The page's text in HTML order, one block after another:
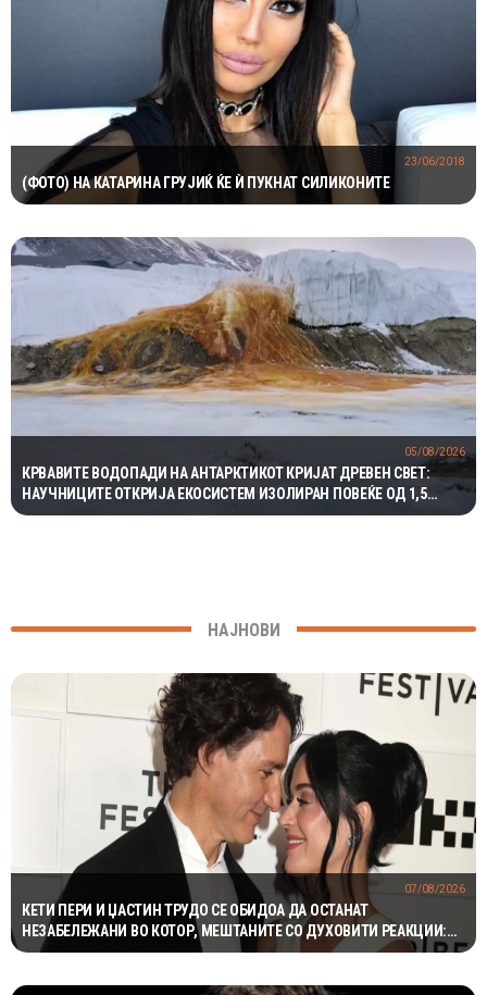
(ФОТО) НА КАТАРИНА ГРУЈИЌ ЌЕ Ѝ ПУКНАТ СИЛИКОНИТЕ
23/06/2018
КРВАВИТЕ ВОДОПАДИ НА АНТАРКТИКОТ КРИЈАТ ДРЕВЕН СВЕТ:
НАУЧНИЦИТЕ ОТКРИЈА ЕКОСИСТЕМ ИЗОЛИРАН ПОВЕЌЕ ОД 1,5
МИЛИОНИ ГОДИНИ
05/08/2026
НАЈНОВИ
КЕТИ ПЕРИ И ЏАСТИН ТРУДО СЕ ОБИДОА ДА ОСТАНАТ
НЕЗАБЕЛЕЖАНИ ВО КОТОР, МЕШТАНИТЕ СО ДУХОВИТИ РЕАКЦИИ:
„НИКОЈ НЕ БИ ГИ ПРЕПОЗНАЛ“
07/08/2026